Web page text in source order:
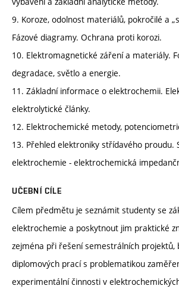
9. Koroze, odolnost materiálů, pokročilé a
Fázové diagramy. Ochrana proti korozi.
10. Elektromagnetické záření a materiály.
degradace, světlo a energie.
11. Základní informace o elektrochemii.
elektrolytické články.
12. Elektrochemické metody,
13. Přehled elektroniky střídavého proudu.
elektrochemie - elektrochemická
UČEBNÍ CÍLE
Cílem předmětu je seznámit studenty se
elektrochemie a poskytnout jim praktické
zejména při řešení semestrálních projektů,
diplomových prací s problematikou
experimentální činnosti v